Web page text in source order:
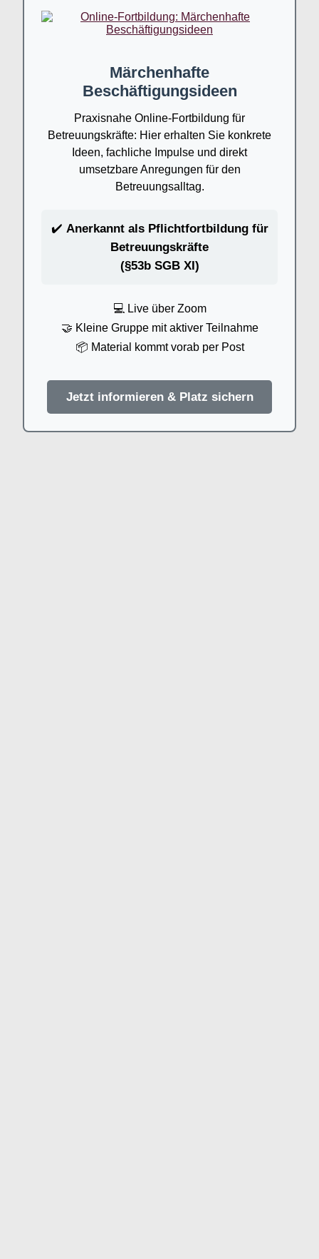
Märchenhafte
Beschäftigungsideen
Praxisnahe Online-Fortbildung für
Betreuungskräfte: Hier erhalten Sie konkrete
Ideen, fachliche Impulse und direkt
umsetzbare Anregungen für den
Betreuungsalltag.
✔️ Anerkannt als Pflichtfortbildung für
Betreuungskräfte
(§53b SGB XI)
💻 Live über Zoom
🤝 Kleine Gruppe mit aktiver Teilnahme
📦 Material kommt vorab per Post
Jetzt informieren & Platz sichern